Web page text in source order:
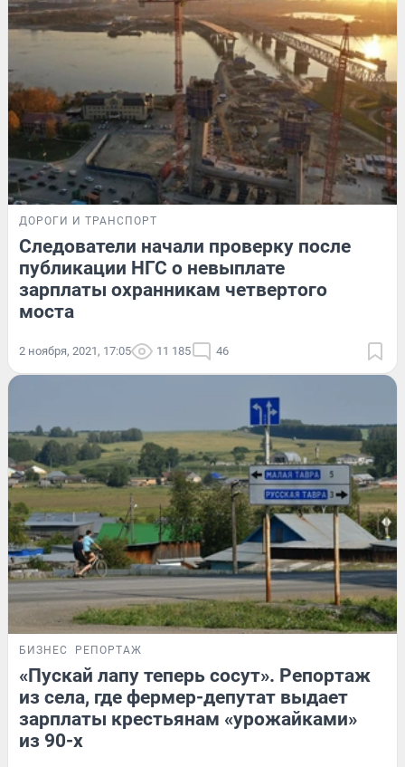
ДОРОГИ И ТРАНСПОРТ
Следователи начали проверку после
публикации НГС о невыплате
зарплаты охранникам четвертого
моста
2 ноября, 2021, 17:05 11 185 46
БИЗНЕС РЕПОРТАЖ
«Пускай лапу теперь сосут». Репортаж
из села, где фермер-депутат выдает
зарплаты крестьянам «урожайками»
из 90-х